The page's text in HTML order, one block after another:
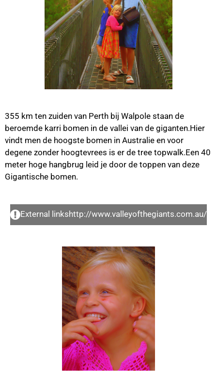
355 km ten zuiden van Perth bij Walpole staan de
beroemde karri bomen in de vallei van de giganten.Hier
vindt men de hoogste bomen in Australie en voor
degene zonder hoogtevrees is er de tree topwalk.Een 40
meter hoge hangbrug leid je door de toppen van deze
Gigantische bomen.
External linkshttp://www.valleyofthegiants.com.au/